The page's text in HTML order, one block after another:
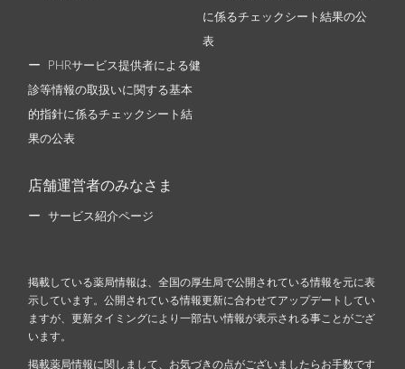
に係るチェックシート結果の公
表
PHRサービス提供者による健
診等情報の取扱いに関する基本
的指針に係るチェックシート結
果の公表
店舗運営者のみなさま
サービス紹介ページ
掲載している薬局情報は、全国の厚生局で公開されている情報を元に表
示しています。公開されている情報更新に合わせてアップデートしてい
ますが、更新タイミングにより一部古い情報が表示される事ことがござ
います。
掲載薬局情報に関しまして、お気づきの点がございましたらお手数です